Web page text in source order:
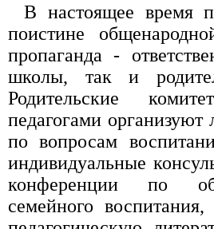
В настоящее время
поистине
пропаганда -
школы, так и
Родительские
педагогами
по вопросам
индивидуальные
конференции по
семейного воспитания,